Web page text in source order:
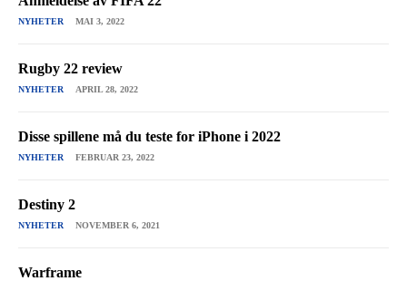
NYHETER MAI 3, 2022
Rugby 22 review
NYHETER APRIL 28, 2022
Disse spillene må du teste for iPhone i 2022
NYHETER FEBRUAR 23, 2022
Destiny 2
NYHETER NOVEMBER 6, 2021
Warframe